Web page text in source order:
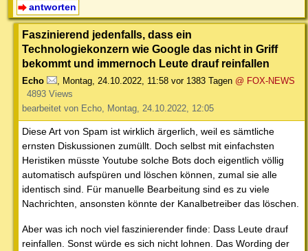
antworten
Faszinierend jedenfalls, dass ein
Technologiekonzern wie Google das nicht in Griff
bekommt und immernoch Leute drauf reinfallen
Echo Montag, 24.10.2022, 11:58 vor 1383 Tagen @ FOX-NEWS
4893 Views
bearbeitet von Echo, Montag, 24.10.2022, 12:05
Diese Art von Spam ist wirklich ärgerlich, weil es sämtliche
ernsten Diskussionen zumüllt. Doch selbst mit einfachsten
Heristiken müsste Youtube solche Bots doch eigentlich völlig
automatisch aufspüren und löschen können, zumal sie alle
identisch sind. Für manuelle Bearbeitung sind es zu viele
Nachrichten, ansonsten könnte der Kanalbetreiber das löschen.
Aber was ich noch viel faszinierender finde: Dass Leute drauf
reinfallen. Sonst würde es sich nicht lohnen. Das Wording der